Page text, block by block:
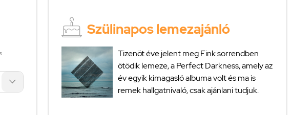
Szülinapos lemezajánló
Tizenöt éve jelent meg Fink sorrendben
ötödik lemeze, a Perfect Darkness, amely az
év egyik kimagasló albuma volt és ma is
remek hallgatnivaló, csak ajánlani tudjuk.